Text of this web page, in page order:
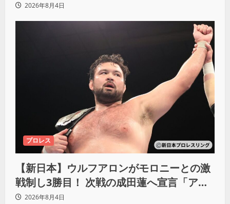
2026年8月4日
プロレス
【新日本】ウルフアロンがモロニーとの激
戦制し3勝目！ 次戦の成田蓮へ宣言「アイ
ツの王道を俺の王道でぶち壊す」
2026年8月4日